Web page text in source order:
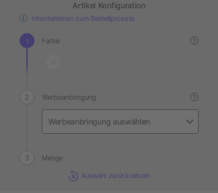
Artikel Konfiguration
Informationen zum Bestellprozess
Farbe ?
Werbeanbringung ?
Menge
Auswahl zurücksetzen